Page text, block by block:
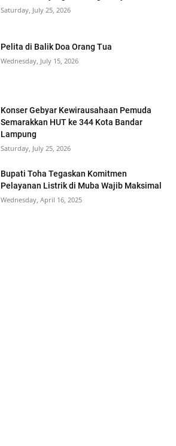
Saturday, July 25, 2026
Pelita di Balik Doa Orang Tua
Wednesday, July 15, 2026
Konser Gebyar Kewirausahaan Pemuda
Semarakkan HUT ke 344 Kota Bandar
Lampung
Saturday, July 25, 2026
Bupati Toha Tegaskan Komitmen
Pelayanan Listrik di Muba Wajib Maksimal
Wednesday, April 16, 2025